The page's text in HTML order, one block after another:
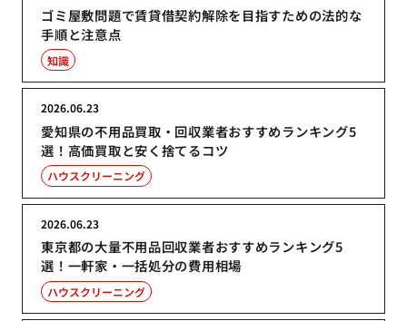
ゴミ屋敷問題で賃貸借契約解除を目指すための法的な
手順と注意点
知識
愛知県の不用品買取・回収業者おすすめランキング5
選！高価買取と安く捨てるコツ
2026.06.23
ハウスクリーニング
東京都の大量不用品回収業者おすすめランキング5
選！一軒家・一括処分の費用相場
2026.06.23
ハウスクリーニング